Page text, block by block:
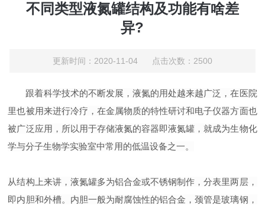
不同类型液氮罐结构及功能有啥差
异?
更新时间：2020-11-04 点击次数：2500
跟着科学技术的不断发展，液氮的用处越来越广泛，在医院
里也被用来进行冷疗，在金属物质的特性研讨和电子仪器方面也
被广泛应用，所以用于存储液氮的容器即液氮罐，就成为生物化
学与分子生物学实验室中常用的低温设备之一。
从结构上来讲，液氮罐多为铝合金或不锈钢制作，分表里两层，
即内胆和外槽。内胆一般为耐腐蚀性的铝合金，颈管是玻璃钢，